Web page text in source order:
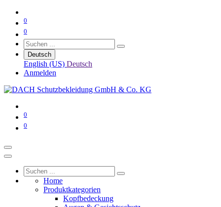
0
0
Deutsch
English (US) Deutsch
Anmelden
0
0
Home
Produktkategorien
Kopfbedeckung